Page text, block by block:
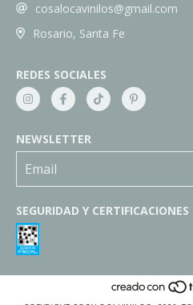
cosalocavinilos@gmail.com
Rosario, Santa Fe
REDES SOCIALES
NEWSLETTER
SEGURIDAD Y CERTIFICACIONES